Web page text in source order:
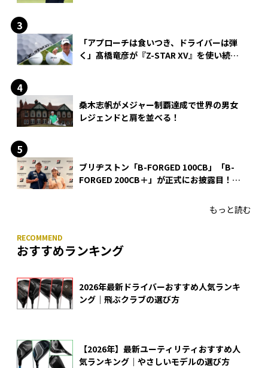
「アプローチは食いつき、ドライバーは弾
く」髙橋竜彦が『Z-STAR XV』を使い続け
桑木志帆がメジャー制覇達成で世界の男女
レジェンドと肩を並べる！
ブリヂストン「B-FORGED 100CB」「B-
FORGED 200CB＋」が正式にお披露目！
もっと読む
おすすめランキング
2026年最新ドライバーおすすめ人気ランキ
ング｜飛ぶクラブの選び方
【2026年】最新ユーティリティおすすめ人
気ランキング｜やさしいモデルの選び方